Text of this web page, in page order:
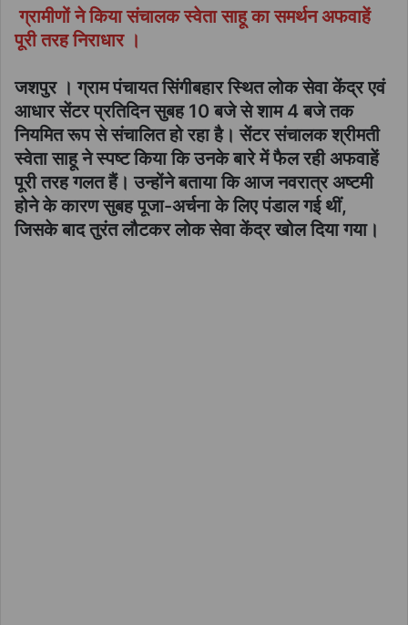
ग्रामीणों ने किया संचालक स्वेता साहू का समर्थन अफवाहें
पूरी तरह निराधार ।
जशपुर । ग्राम पंचायत सिंगीबहार स्थित लोक सेवा केंद्र एवं
आधार सेंटर प्रतिदिन सुबह 10 बजे से शाम 4 बजे तक
नियमित रूप से संचालित हो रहा है। सेंटर संचालक श्रीमती
स्वेता साहू ने स्पष्ट किया कि उनके बारे में फैल रही अफवाहें
पूरी तरह गलत हैं। उन्होंने बताया कि आज नवरात्र अष्टमी
होने के कारण सुबह पूजा-अर्चना के लिए पंडाल गई थीं,
जिसके बाद तुरंत लौटकर लोक सेवा केंद्र खोल दिया गया।